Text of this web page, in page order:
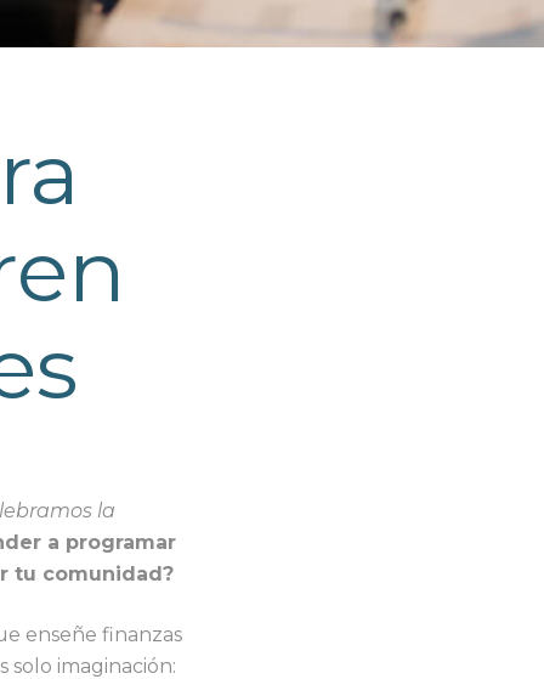
la
a programar
tu comunidad?
enseñe finanzas
solo imaginación: